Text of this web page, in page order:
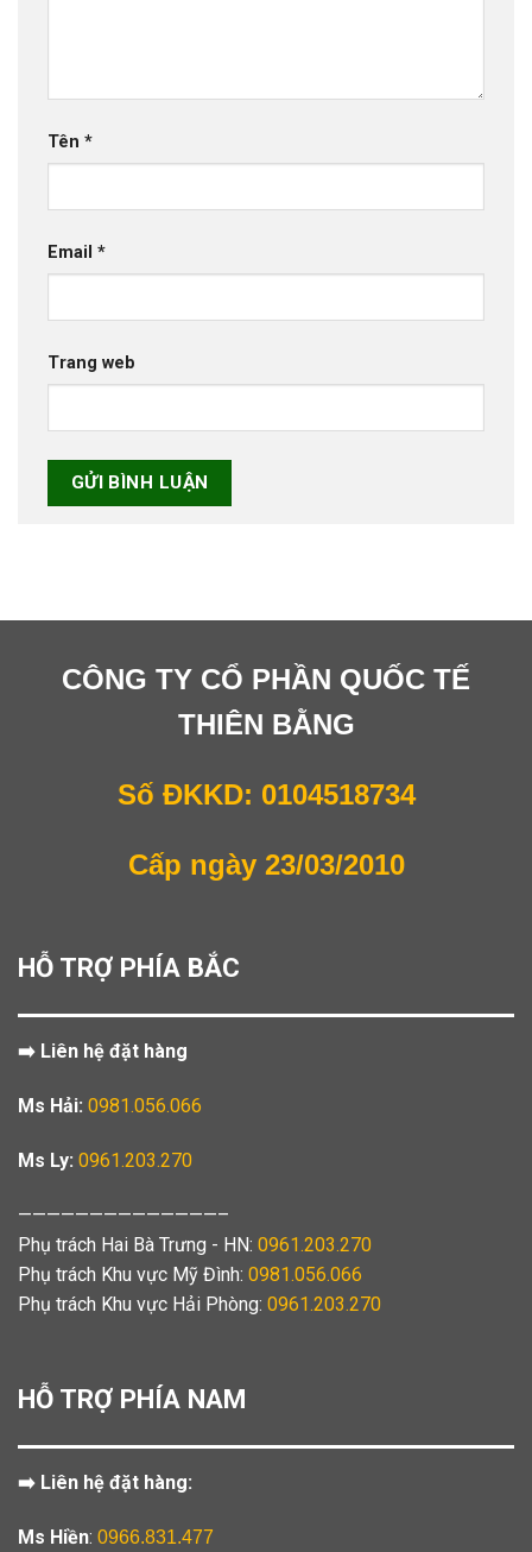
Tên *
Email *
Trang web
CÔNG TY CỔ PHẦN QUỐC TẾ
THIÊN BẰNG
Số ĐKKD: 0104518734
Cấp ngày 23/03/2010
HỖ TRỢ PHÍA BẮC
➡️ Liên hệ đặt hàng
Ms Hải: 0981.056.066
Ms Ly: 0961.203.270
——————————————–
Phụ trách Hai Bà Trưng - HN: 0961.203.270
Phụ trách Khu vực Mỹ Đình: 0981.056.066
Phụ trách Khu vực Hải Phòng: 0961.203.270
HỖ TRỢ PHÍA NAM
➡️ Liên hệ đặt hàng:
Ms Hiền: 0966.831.477